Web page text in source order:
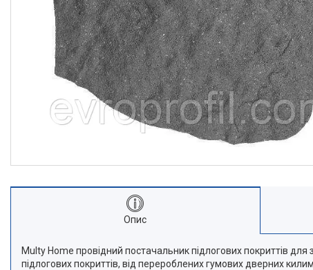
Опис
Multy Home провідний постачальник підлогових покриттів
підлогових покриттів, від перероблених гумових дверних